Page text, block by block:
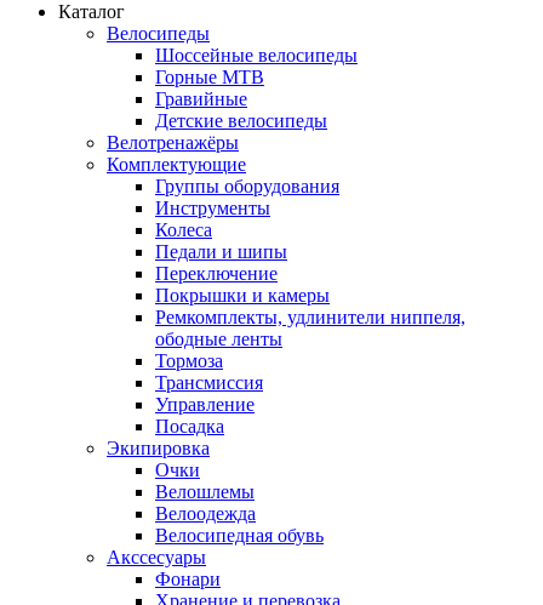
Каталог
Велосипеды
Шоссейные велосипеды
Горные МTB
Гравийные
Детские велосипеды
Велотренажёры
Комплектующие
Группы оборудования
Инструменты
Колеса
Педали и шипы
Переключение
Покрышки и камеры
Ремкомплекты, удлинители ниппеля,
ободные ленты
Тормоза
Трансмиссия
Управление
Посадка
Экипировка
Очки
Велошлемы
Велоодежда
Велосипедная обувь
Акссесуары
Фонари
Хранение и перевозка